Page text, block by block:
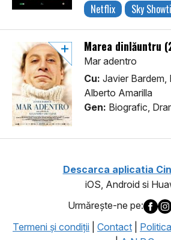
Netflix Sky
Marea dinlăuntru
Mar adentro
Cu: Javier Bardem,
Alberto Amarilla
Gen: Biografic,
Descarca aplicatia
iOS, Android si
Urmăreşte-ne pe:
Termeni şi condiţii
Contact